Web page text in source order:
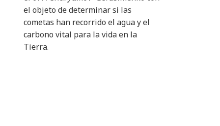
el objeto de determinar si las
cometas han recorrido el agua y el
carbono vital para la vida en la
Tierra.